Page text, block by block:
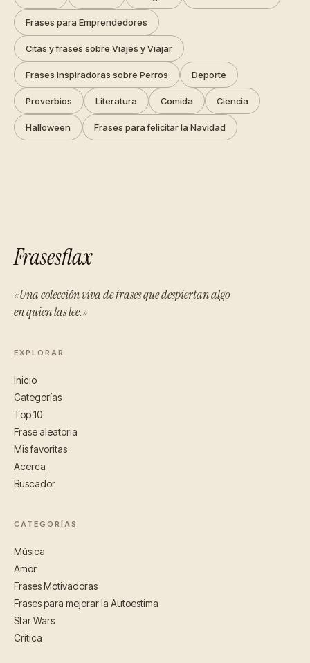
Frases para Emprendedores
Citas y frases sobre Viajes y Viajar
Frases inspiradoras sobre Perros Deporte
Proverbios Literatura Comida Ciencia
Halloween Frases para felicitar la Navidad
Frasesflax
«Una colección viva de frases que despiertan algo
en quien las lee.»
EXPLORAR
Inicio
Categorías
Top 10
Frase aleatoria
Mis favoritas
Acerca
Buscador
CATEGORÍAS
Música
Amor
Frases Motivadoras
Frases para mejorar la Autoestima
Star Wars
Crítica